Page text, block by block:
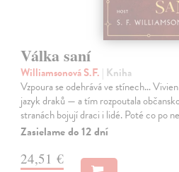
Válka saní
Williamsonová S.F. | Kniha
Vzpoura se odehrává ve stínech…
jazyk draků — a tím rozpoutala
stranách bojují draci i lidé. Poté co po
Zasielame do 12 dní
24,51 €